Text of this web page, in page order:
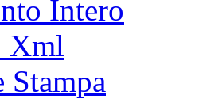
Intero
Xml
Stampa